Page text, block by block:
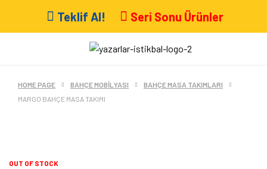
Teklif Al! Seri Sonu Ürünler
HOME PAGE BAHÇE MOBILYASI
BAHÇE MASA TAKIMLARI
MARGO BAHÇE MASA TAKIMI
OUT OF STOCK